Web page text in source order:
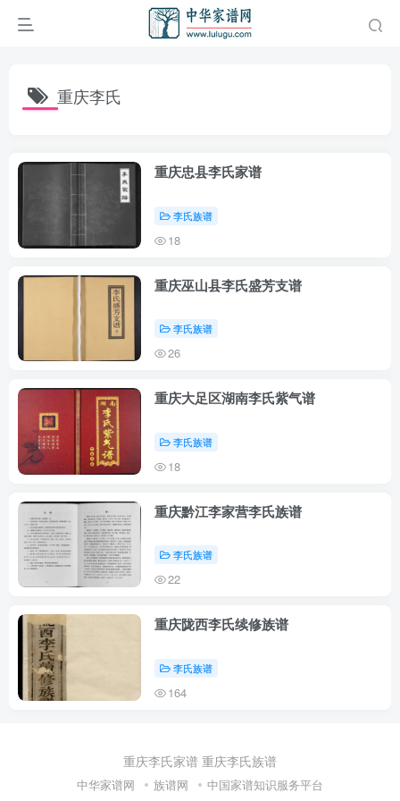
重庆李氏
重庆忠县李氏家谱
李氏族谱
18
重庆巫山县李氏盛芳支谱
李氏族谱
26
重庆大足区湖南李氏紫气谱
李氏族谱
18
重庆黔江李家营李氏族谱
李氏族谱
22
重庆陇西李氏续修族谱
李氏族谱
164
重庆李氏家谱 重庆李氏族谱
中华家谱网 族谱网 中国家谱知识服务平台